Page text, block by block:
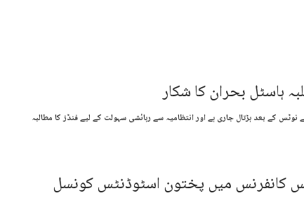
کے بعد ہڑتال جاری ہے اور انتظامیہ سے رہائشی سہولت کے لیے فنڈز کا مطالبہ
کانفرنس میں پختون اسٹوڈنٹس کونسل